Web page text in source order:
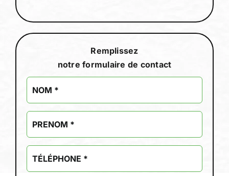
Remplissez
notre formulaire de contact